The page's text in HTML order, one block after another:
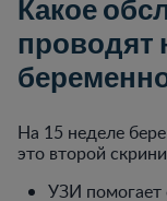
Какое
проводят
На 15 неделе
это второй
УЗИ помогает